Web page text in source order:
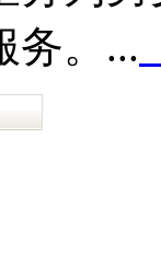
务。...